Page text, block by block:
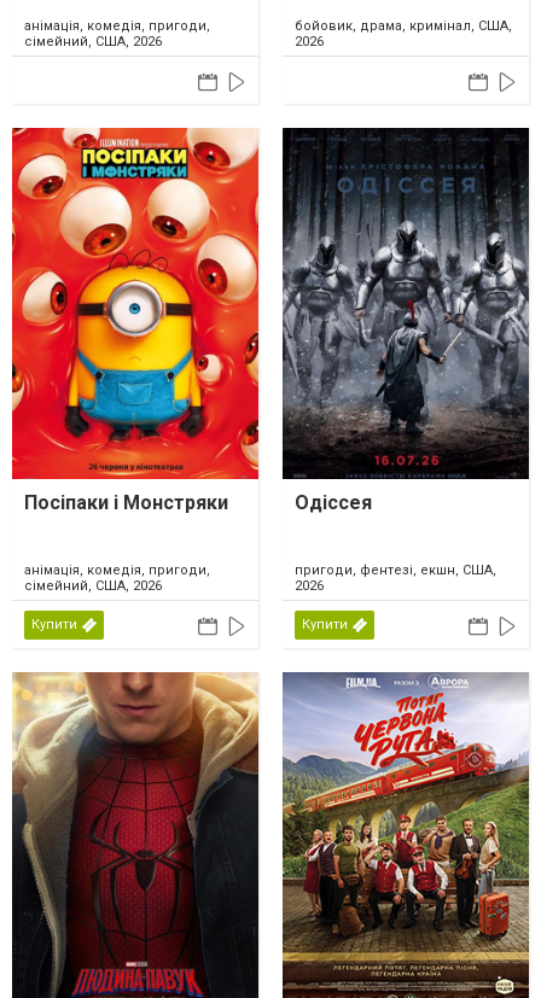
анімація, комедія, пригоди,
сімейний, США, 2026
бойовик, драма, кримінал, США,
2026
Посіпаки і Монстряки
анімація, комедія, пригоди,
сімейний, США, 2026
Купити
Одіссея
пригоди, фентезі, екшн, США,
2026
Купити